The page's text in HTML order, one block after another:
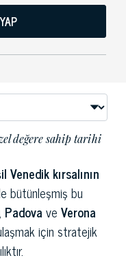
değere sahip tarihi
Venedik kırsalının
bütünleşmiş bu
, Padova ve Verona
için stratejik